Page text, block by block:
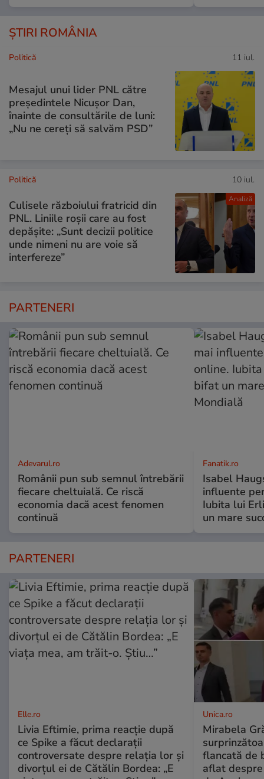
ȘTIRI ROMÂNIA
Politică 11 iul.
Mesajul unui lider PNL către
președintele Nicușor Dan,
înainte de consultările de luni:
„Nu ne cereți să salvăm PSD”
Analiză
Politică 10 iul.
Culisele războiului fratricid din
PNL. Liniile roșii care au fost
depășite: „Sunt decizii politice
unde nimeni nu are voie să
interfereze”
PARTENERI
Adevarul.ro
Românii pun sub semnul întrebării
fiecare cheltuială. Ce riscă
economia dacă acest fenomen
continuă
Fanatik.ro
Isabel
influente
Iubita lui
un mare
PARTENERI
Elle.ro
Livia Eftimie, prima reacție după
ce Spike a făcut declarații
controversate despre relația lor și
divorțul ei de Cătălin Bordea: „E
Unica.ro
Mirabela
flancată de
aflat